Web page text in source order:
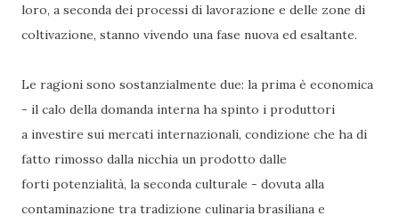
loro, a seconda dei processi di lavorazione e delle zone di
coltivazione, stanno vivendo una fase nuova ed esaltante.
Le ragioni sono sostanzialmente due: la prima è economica
- il calo della domanda interna ha spinto i produttori
a investire sui mercati internazionali, condizione che ha di
fatto rimosso dalla nicchia un prodotto dalle
forti potenzialità, la seconda culturale - dovuta alla
contaminazione tra tradizione culinaria brasiliana e